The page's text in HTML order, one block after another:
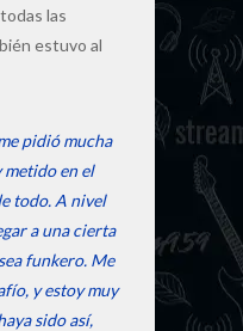
las
estuvo al
pidió mucha
metido en el
todo. A nivel
a una cierta
funkero. Me
y estoy muy
sido así,